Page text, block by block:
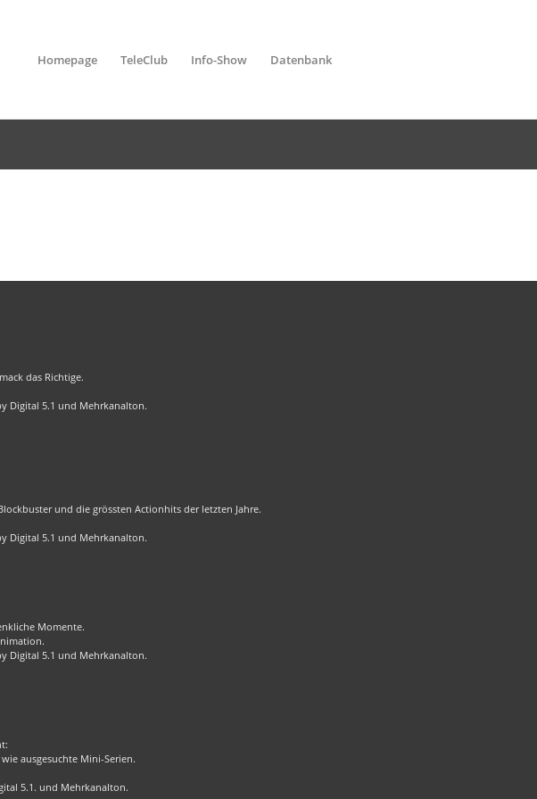
Homepage TeleClub Info-Show Datenbank
das Richtige.
Digital 5.1 und Mehrkanalton.
und die grössten Actionhits der letzten Jahre.
Digital 5.1 und Mehrkanalton.
Momente.
Digital 5.1 und Mehrkanalton.
ausgesuchte Mini-Serien.
5.1. und Mehrkanalton.